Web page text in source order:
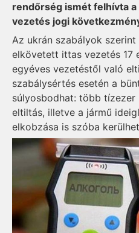
rendőrség ismét felhívta
vezetés jogi
Az ukrán szabályok
elkövetett ittas vezetés 17
egyéves vezetéstől való
szabálysértés esetén a
súlyosbodhat: több tízezer
eltiltás, illetve a jármű
elkobzása is szóba